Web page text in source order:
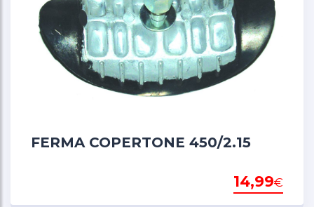
FERMA COPERTONE 450/2.15
14,99€